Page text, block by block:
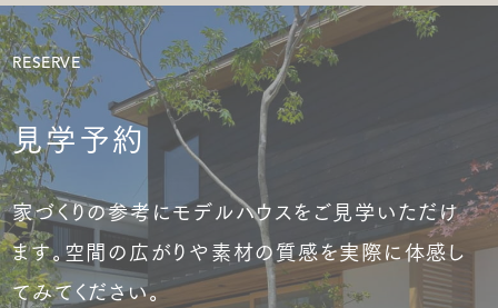
RESERVE
見学予約
家づくりの参考にモデルハウスをご見学いただけ
ます。空間の広がりや素材の質感を実際に体感し
てみてください。